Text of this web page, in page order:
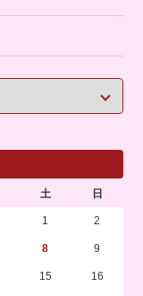
土 日
1 2
8 9
15 16